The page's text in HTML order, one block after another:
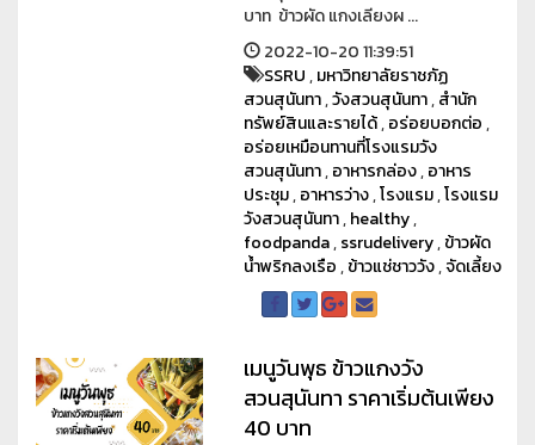
บาท ข้าวผัด แกงเลียงผ ...
2022-10-20 11:39:51
SSRU,มหาวิทยาลัยราชภัฏ
สวนสุนันทา,วังสวนสุนันทา,สำนัก
ทรัพย์สินและรายได้,อร่อยบอกต่อ,
อร่อยเหมือนทานที่โรงแรมวัง
สวนสุนันทา,อาหารกล่อง,อาหาร
ประชุม,อาหารว่าง,โรงแรม,โรงแรม
วังสวนสุนันทา,healthy,
foodpanda,ssrudelivery,ข้าวผัด
น้ำพริกลงเรือ,ข้าวแช่ชาววัง,จัดเลี้ยง
เมนูวันพุธ ข้าวแกงวัง
สวนสุนันทา ราคาเริ่มต้นเพียง
40 บาท